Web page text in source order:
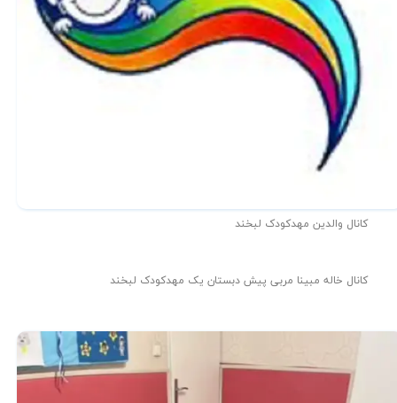
کانال والدین مهدکودک لبخند
کانال خاله مبینا مربی پیش دبستان یک مهدکودک لبخند